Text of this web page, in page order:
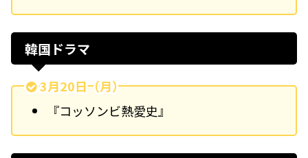
韓国ドラマ
3月20日（月）
『コッソンビ熱愛史』